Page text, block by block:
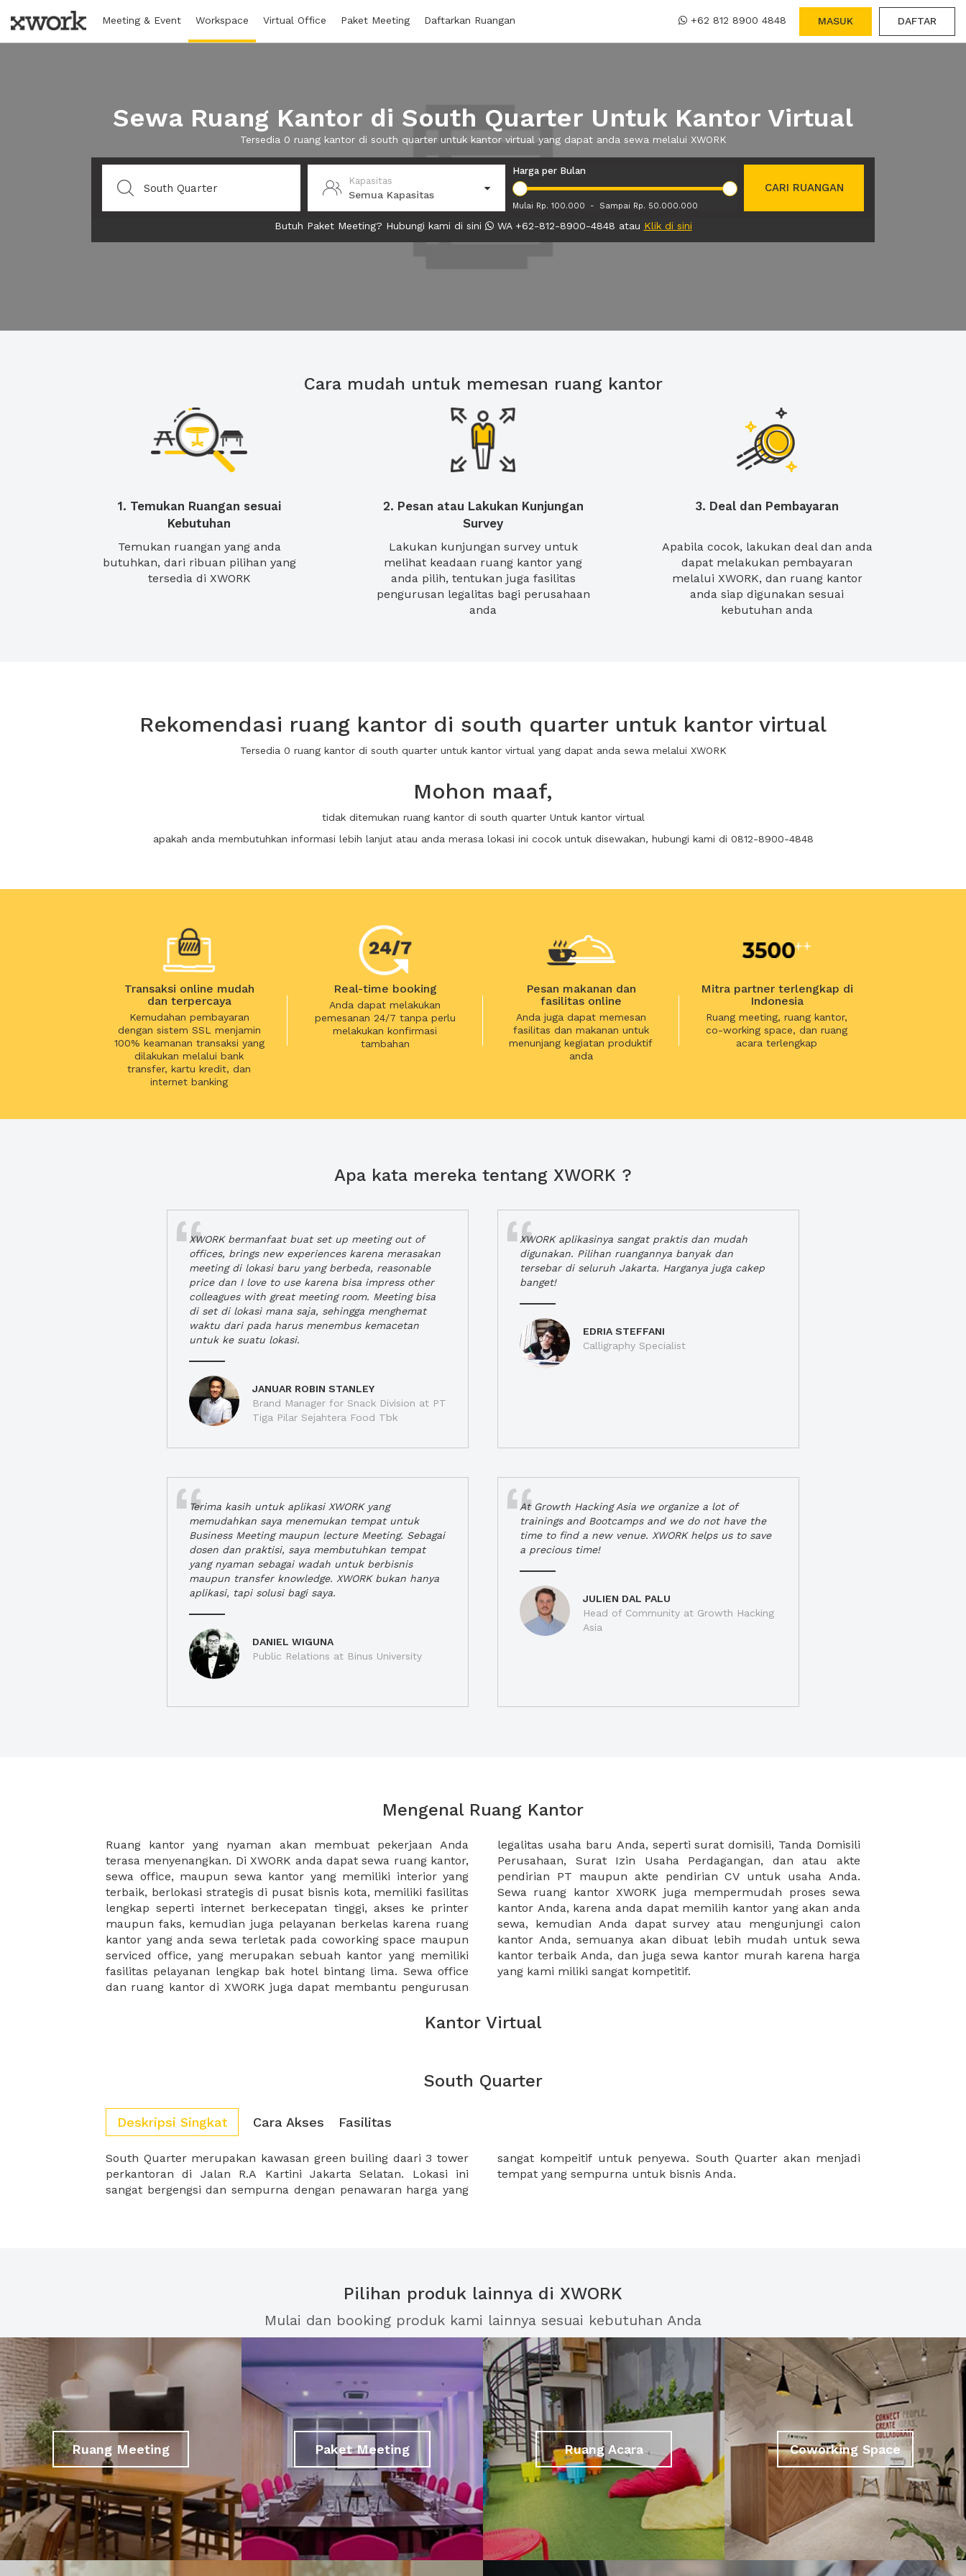
Meeting & Event Workspace Virtual Office Paket Meeting Daftarkan Ruangan +62 812 8900 4848 MASUK DAFTAR
Sewa Ruang Kantor di South Quarter Untuk Kantor Virtual
Tersedia 0 ruang kantor di south quarter untuk kantor virtual yang dapat anda sewa melalui XWORK
Kapasitas
Semua Kapasitas
Harga per Bulan
Mulai Rp. 100.000 - Sampai Rp. 50.000.000
CARI RUANGAN
Butuh Paket Meeting? Hubungi kami di sini WA +62-812-8900-4848 atau Klik di sini
Cara mudah untuk memesan ruang kantor
1. Temukan Ruangan sesuai
Kebutuhan
Temukan ruangan yang anda
butuhkan, dari ribuan pilihan yang
tersedia di XWORK
2. Pesan atau Lakukan Kunjungan
Survey
Lakukan kunjungan survey untuk
melihat keadaan ruang kantor yang
anda pilih, tentukan juga fasilitas
pengurusan legalitas bagi perusahaan
anda
3. Deal dan Pembayaran
Apabila cocok, lakukan deal dan anda
dapat melakukan pembayaran
melalui XWORK, dan ruang kantor
anda siap digunakan sesuai
kebutuhan anda
Rekomendasi ruang kantor di south quarter untuk kantor virtual
Tersedia 0 ruang kantor di south quarter untuk kantor virtual yang dapat anda sewa melalui XWORK
Mohon maaf,
tidak ditemukan ruang kantor di south quarter Untuk kantor virtual
apakah anda membutuhkan informasi lebih lanjut atau anda merasa lokasi ini cocok untuk disewakan, hubungi kami di 0812-8900-4848
Transaksi online mudah
dan terpercaya
Kemudahan pembayaran
dengan sistem SSL menjamin
100% keamanan transaksi yang
dilakukan melalui bank
transfer, kartu kredit, dan
internet banking
Real-time booking
Anda dapat melakukan
pemesanan 24/7 tanpa perlu
melakukan konfirmasi
tambahan
Pesan makanan dan
fasilitas online
Anda juga dapat memesan
fasilitas dan makanan untuk
menunjang kegiatan produktif
anda
Mitra partner terlengkap di
Indonesia
Ruang meeting, ruang kantor,
co-working space, dan ruang
acara terlengkap
Apa kata mereka tentang XWORK ?
XWORK bermanfaat buat set up meeting out of
offices, brings new experiences karena merasakan
meeting di lokasi baru yang berbeda, reasonable
price dan I love to use karena bisa impress other
colleagues with great meeting room. Meeting bisa
di set di lokasi mana saja, sehingga menghemat
waktu dari pada harus menembus kemacetan
untuk ke suatu lokasi.
JANUAR ROBIN STANLEY
Brand Manager for Snack Division at PT
Tiga Pilar Sejahtera Food Tbk
XWORK aplikasinya sangat praktis dan mudah
digunakan. Pilihan ruangannya banyak dan
tersebar di seluruh Jakarta. Harganya juga cakep
banget!
EDRIA STEFFANI
Calligraphy Specialist
Terima kasih untuk aplikasi XWORK yang
memudahkan saya menemukan tempat untuk
Business Meeting maupun lecture Meeting. Sebagai
dosen dan praktisi, saya membutuhkan tempat
yang nyaman sebagai wadah untuk berbisnis
maupun transfer knowledge. XWORK bukan hanya
aplikasi, tapi solusi bagi saya.
DANIEL WIGUNA
Public Relations at Binus University
At Growth Hacking Asia we organize a lot of
trainings and Bootcamps and we do not have the
time to find a new venue. XWORK helps us to save
a precious time!
JULIEN DAL PALU
Head of Community at Growth Hacking
Asia
Mengenal Ruang Kantor
Ruang kantor yang nyaman akan membuat pekerjaan Anda
terasa menyenangkan. Di XWORK anda dapat sewa ruang kantor,
sewa office, maupun sewa kantor yang memiliki interior yang
terbaik, berlokasi strategis di pusat bisnis kota, memiliki fasilitas
lengkap seperti internet berkecepatan tinggi, akses ke printer
maupun faks, kemudian juga pelayanan berkelas karena ruang
kantor yang anda sewa terletak pada coworking space maupun
serviced office, yang merupakan sebuah kantor yang memiliki
fasilitas pelayanan lengkap bak hotel bintang lima. Sewa office
dan ruang kantor di XWORK juga dapat membantu pengurusan
legalitas usaha baru Anda, seperti surat domisili, Tanda Domisili
Perusahaan, Surat Izin Usaha Perdagangan, dan atau akte
pendirian PT maupun akte pendirian CV untuk usaha Anda.
Sewa ruang kantor XWORK juga mempermudah proses sewa
kantor Anda, karena anda dapat memilih kantor yang akan anda
sewa, kemudian Anda dapat survey atau mengunjungi calon
kantor Anda, semuanya akan dibuat lebih mudah untuk sewa
kantor terbaik Anda, dan juga sewa kantor murah karena harga
yang kami miliki sangat kompetitif.
Kantor Virtual
South Quarter
Deskripsi Singkat Cara Akses Fasilitas
South Quarter merupakan kawasan green builing daari 3 tower
perkantoran di Jalan R.A Kartini Jakarta Selatan. Lokasi ini
sangat bergengsi dan sempurna dengan penawaran harga yang
sangat kompeitif untuk penyewa. South Quarter akan menjadi
tempat yang sempurna untuk bisnis Anda.
Pilihan produk lainnya di XWORK
Mulai dan booking produk kami lainnya sesuai kebutuhan Anda
Ruang Meeting Paket Meeting Ruang Acara Coworking Space